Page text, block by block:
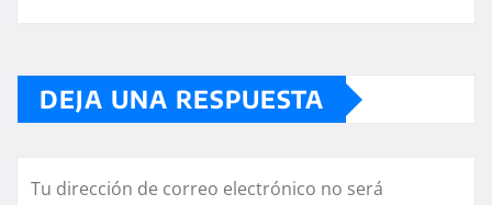
DEJA UNA RESPUESTA
Tu dirección de correo electrónico no será